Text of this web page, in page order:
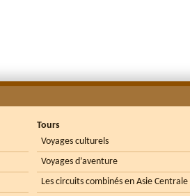
Tours
Voyages culturels
Voyages d’aventure
Les circuits combinés en Asie Centrale